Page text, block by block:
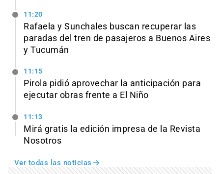
11:20
Rafaela y Sunchales buscan recuperar las
paradas del tren de pasajeros a Buenos Aires
y Tucumán
11:15
Pirola pidió aprovechar la anticipación para
ejecutar obras frente a El Niño
11:13
Mirá gratis la edición impresa de la Revista
Nosotros
Ver todas las noticias